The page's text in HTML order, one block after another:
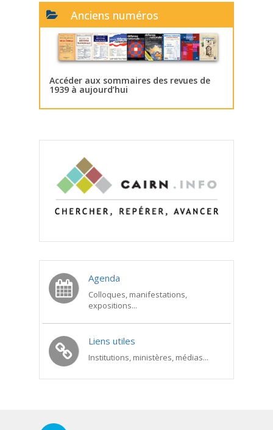
Anciens numéros
Accéder aux sommaires des revues de
1939 à aujourd’hui
Agenda
Colloques, manifestations,
expositions...
Liens utiles
Institutions, ministères, médias...